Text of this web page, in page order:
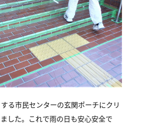
る市民センターの玄関ポーチにクリ
した。これで雨の日も安心安全で